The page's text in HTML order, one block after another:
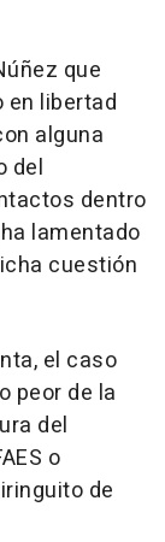
que
en libertad
alguna
del
dentro
lamentado
cuestión
el caso
peor de la
del
o
de